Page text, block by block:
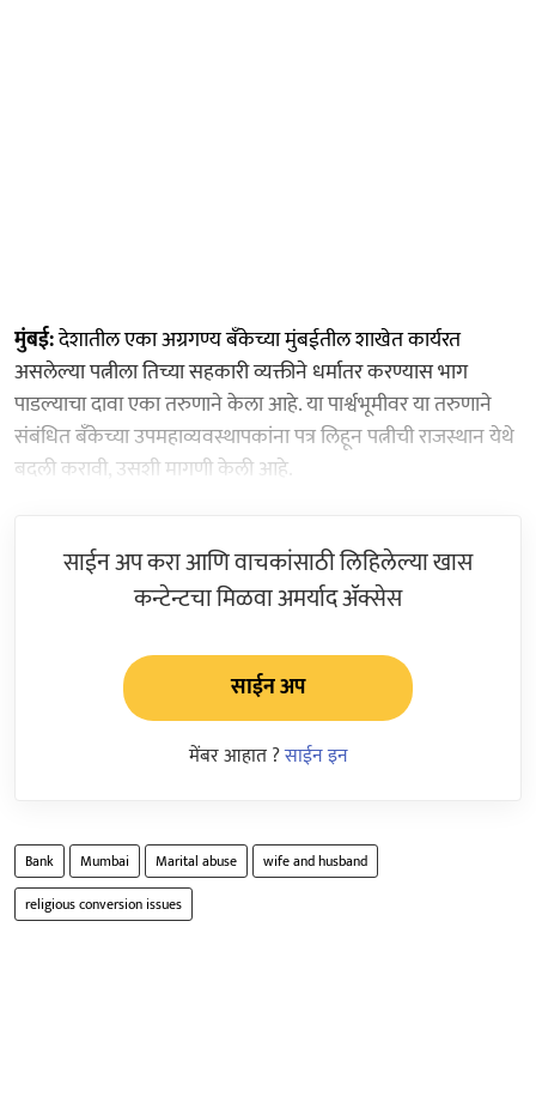
मुंबई:देशातील एका अग्रगण्य बँकेच्या मुंबईतील शाखेत कार्यरत
असलेल्या पत्नीला तिच्या सहकारी व्यक्तीने धर्मातर करण्यास भाग
पाडल्याचा दावा एका तरुणाने केला आहे. या पार्श्वभूमीवर या तरुणाने
संबंधित बँकेच्या उपमहाव्यवस्थापकांना पत्र लिहून पत्नीची राजस्थान येथे
बदली करावी, उसशी मागणी केली आहे.
साईन अप करा आणि वाचकांसाठी लिहिलेल्या खास
कन्टेन्टचा मिळवा अमर्याद ॲक्सेस
साईन अप
मेंबर आहात ?साईन इन
Bank Mumbai Marital abuse
wife and husband
religious conversion issues